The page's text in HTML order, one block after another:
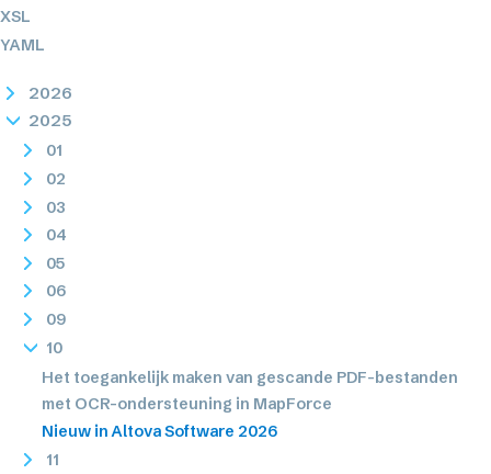
XSL
YAML
2026
2025
01
02
03
04
05
06
09
10
Het toegankelijk maken van gescande PDF-bestanden
met OCR-ondersteuning in MapForce
Nieuw in Altova Software 2026
11